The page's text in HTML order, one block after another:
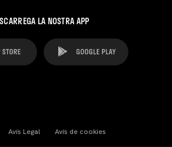
LA NOSTRA APP
Avís Legal Avís de cookies